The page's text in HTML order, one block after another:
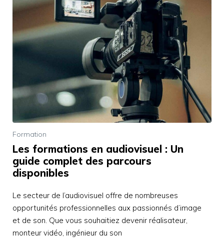
Formation
Les formations en audiovisuel : Un
guide complet des parcours
disponibles
Le secteur de l’audiovisuel offre de nombreuses
opportunités professionnelles aux passionnés d’image
et de son. Que vous souhaitiez devenir réalisateur,
monteur vidéo, ingénieur du son